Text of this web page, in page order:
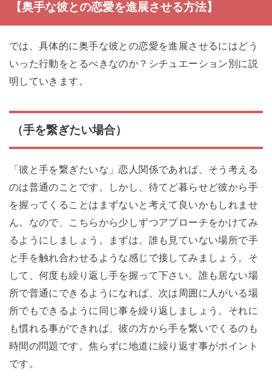
【奥手な彼との恋愛を進展させる方法】
では、具体的に奥手な彼との恋愛を進展させるにはどう
いった行動をとるべきなのか？シチュエーション別に説
明していきます。
（手を繋ぎたい場合）
「彼と手を繋ぎたいな」恋人関係であれば、そう考える
のは普通のことです。しかし、待てど暮らせど彼から手
を握ってくることはまずないと考えて良いかもしれませ
ん。なので、こちらから少しずつアプローチをかけてみ
るようにしましょう。まずは、誰も見ていない場所で手
と手を触れ合わせるような感じで接してみましょう。そ
して、何度も繰り返し手を握って下さい。誰も居ない場
所で普通にできるようになれば、次は周囲に人がいる場
所でもできるように同じ事を繰り返しましょう。それに
も慣れる事ができれば、彼の方から手を繋いでくるのも
時間の問題です。焦らずに地道に繰り返す事がポイント
です。